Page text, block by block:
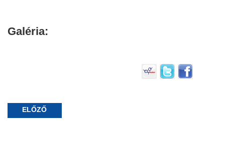
Galéria:
ELŐZŐ